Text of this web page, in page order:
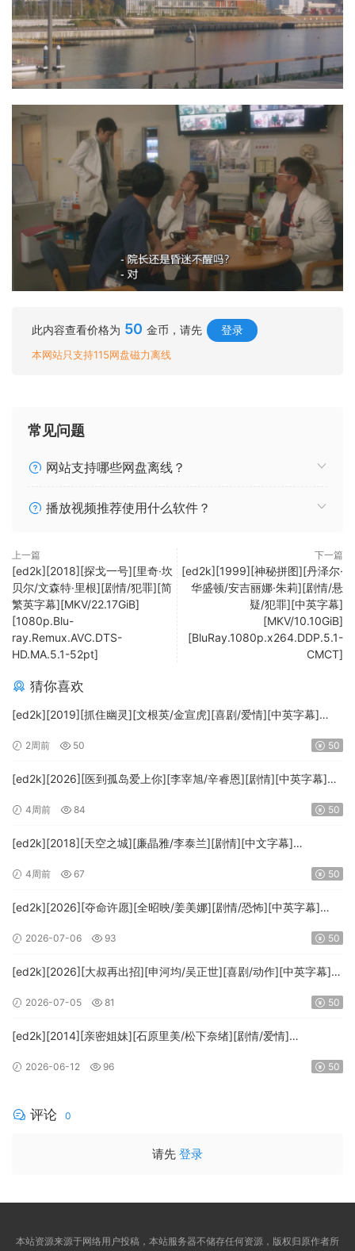
此内容查看价格为 50 金币，请先 登录
本网站只支持115网盘磁力离线
常见问题
网站支持哪些网盘离线？
播放视频推荐使用什么软件？
上一篇
[ed2k][2018][探戈一号][里奇·坎
贝尔/文森特·里根][剧情/犯罪][简
繁英字幕][MKV/22.17GiB]
[1080p.Blu-
ray.Remux.AVC.DTS-
HD.MA.5.1-52pt]
下一篇
[ed2k][1999][神秘拼图][丹泽尔·
华盛顿/安吉丽娜·朱莉][剧情/悬
疑/犯罪][中英字幕]
[MKV/10.10GiB]
[BluRay.1080p.x264.DDP.5.1-
CMCT]
猜你喜欢
[ed2k][2019][抓住幽灵][文根英/金宣虎][喜剧/爱情][中英字幕]
2周前 50 50
[ed2k][2026][医到孤岛爱上你][李宰旭/辛睿恩][剧情][中英字幕]
4周前 84 50
[ed2k][2018][天空之城][廉晶雅/李泰兰][剧情][中文字幕]
4周前 67 50
[ed2k][2026][夺命许愿][全昭映/姜美娜][剧情/恐怖][中英字幕]
ADWeb]
2026-07-06 93 50
[ed2k][2026][大叔再出招][申河均/吴正世][喜剧/动作][中英字幕]
2026-07-05 81 50
[ed2k][2014][亲密姐妹][石原里美/松下奈绪][剧情/爱情]
2026-06-12 96 50
评论 0
请先 登录
本站资源来源于网络用户投稿，本站服务器不储存任何资源，版权归原作者所